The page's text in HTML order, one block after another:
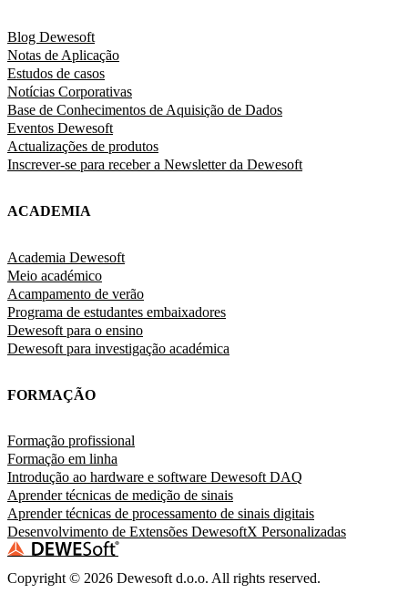
Blog Dewesoft
Notas de Aplicação
Estudos de casos
Notícias Corporativas
Base de Conhecimentos de Aquisição de Dados
Eventos Dewesoft
Actualizações de produtos
Inscrever-se para receber a Newsletter da Dewesoft
ACADEMIA
Academia Dewesoft
Meio académico
Acampamento de verão
Programa de estudantes embaixadores
Dewesoft para o ensino
Dewesoft para investigação académica
FORMAÇÃO
Formação profissional
Formação em linha
Introdução ao hardware e software Dewesoft DAQ
Aprender técnicas de medição de sinais
Aprender técnicas de processamento de sinais digitais
Desenvolvimento de Extensões DewesoftX Personalizadas
Copyright © 2026 Dewesoft d.o.o. All rights reserved.